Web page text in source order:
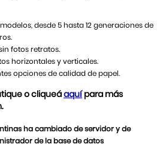
desde 5 hasta 12 generaciones de
fotos retratos.
horizontales y verticales.
opciones de calidad de papel.
o cliqueáaquípara más
ha cambiado de servidor y de
de la base de datos